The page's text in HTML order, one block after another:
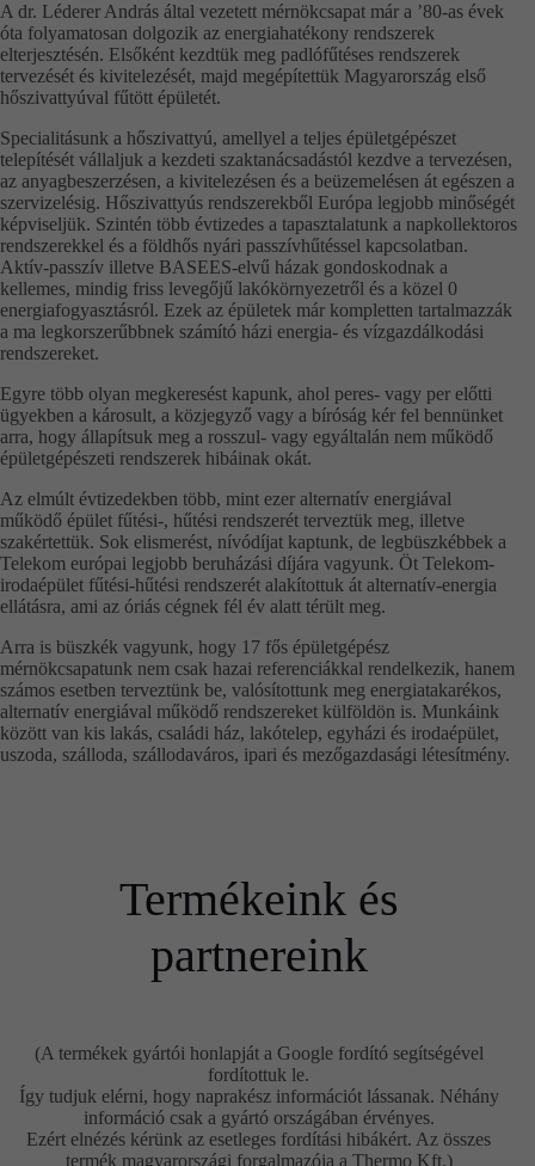
A dr. Léderer András által vezetett mérnökcsapat már a ’80-as évek
óta folyamatosan dolgozik az energiahatékony rendszerek
elterjesztésén. Elsőként kezdtük meg padlófűtéses rendszerek
tervezését és kivitelezését, majd megépítettük Magyarország első
hőszivattyúval fűtött épületét.
Specialitásunk a hőszivattyú, amellyel a teljes épületgépészet
telepítését vállaljuk a kezdeti szaktanácsadástól kezdve a tervezésen,
az anyagbeszerzésen, a kivitelezésen és a beüzemelésen át egészen a
szervizelésig. Hőszivattyús rendszerekből Európa legjobb minőségét
képviseljük. Szintén több évtizedes a tapasztalatunk a napkollektoros
rendszerekkel és a földhős nyári passzívhűtéssel kapcsolatban.
Aktív-passzív illetve BASEES-elvű házak gondoskodnak a
kellemes, mindig friss levegőjű lakókörnyezetről és a közel 0
energiafogyasztásról. Ezek az épületek már kompletten tartalmazzák
a ma legkorszerűbbnek számító házi energia- és vízgazdálkodási
rendszereket.
Egyre több olyan megkeresést kapunk, ahol peres- vagy per előtti
ügyekben a károsult, a közjegyző vagy a bíróság kér fel bennünket
arra, hogy állapítsuk meg a rosszul- vagy egyáltalán nem működő
épületgépészeti rendszerek hibáinak okát.
Az elmúlt évtizedekben több, mint ezer alternatív energiával
működő épület fűtési-, hűtési rendszerét terveztük meg, illetve
szakértettük. Sok elismerést, nívódíjat kaptunk, de legbüszkébbek a
Telekom európai legjobb beruházási díjára vagyunk. Öt Telekom-
irodaépület fűtési-hűtési rendszerét alakítottuk át alternatív-energia
ellátásra, ami az óriás cégnek fél év alatt térült meg.
Arra is büszkék vagyunk, hogy 17 fős épületgépész
mérnökcsapatunk nem csak hazai referenciákkal rendelkezik, hanem
számos esetben terveztünk be, valósítottunk meg energiatakarékos,
alternatív energiával működő rendszereket külföldön is. Munkáink
között van kis lakás, családi ház, lakótelep, egyházi és irodaépület,
uszoda, szálloda, szállodaváros, ipari és mezőgazdasági létesítmény.
Termékeink és
partnereink
(A termékek gyártói honlapját a Google fordító segítségével
fordítottuk le.
Így tudjuk elérni, hogy naprakész információt lássanak. Néhány
információ csak a gyártó országában érvényes.
Ezért elnézés kérünk az esetleges fordítási hibákért. Az összes
termék magyarországi forgalmazója a Thermo Kft.)